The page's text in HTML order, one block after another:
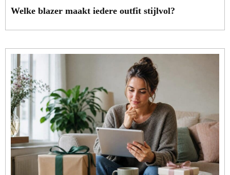
Welke blazer maakt iedere outfit stijlvol?